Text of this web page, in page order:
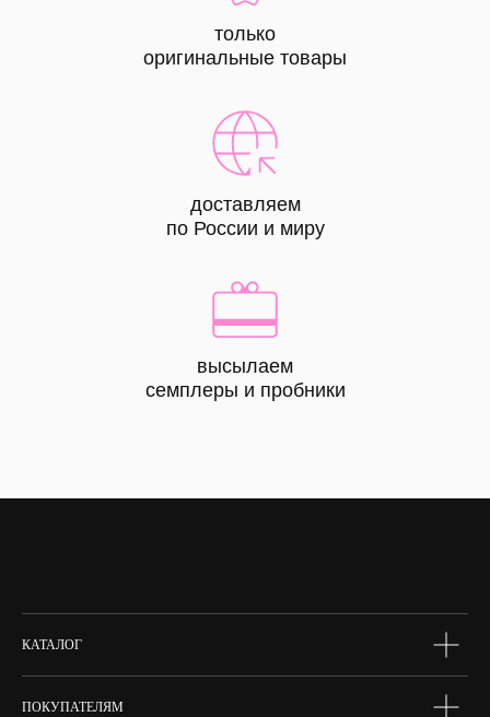
только
оригинальные товары
доставляем
по России и миру
высылаем
семплеры и пробники
КАТАЛОГ
ПОКУПАТЕЛЯМ
волосы